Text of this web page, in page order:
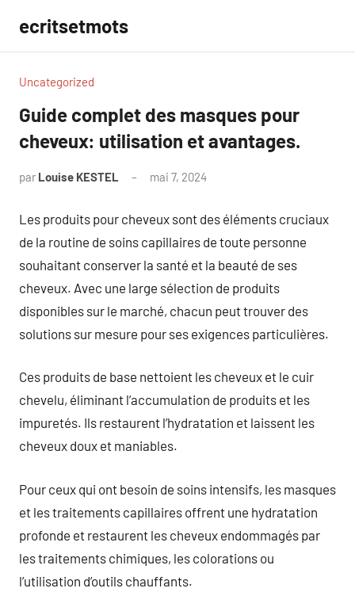
contenu
ecritsetmots
Uncategorized
Guide complet des masques pour
cheveux: utilisation et avantages.
par Louise KESTEL mai 7, 2024
Les produits pour cheveux sont des éléments cruciaux
de la routine de soins capillaires de toute personne
souhaitant conserver la santé et la beauté de ses
cheveux. Avec une large sélection de produits
disponibles sur le marché, chacun peut trouver des
solutions sur mesure pour ses exigences particulières.
Ces produits de base nettoient les cheveux et le cuir
chevelu, éliminant l’accumulation de produits et les
impuretés. Ils restaurent l’hydratation et laissent les
cheveux doux et maniables.
Pour ceux qui ont besoin de soins intensifs, les masques
et les traitements capillaires offrent une hydratation
profonde et restaurent les cheveux endommagés par
les traitements chimiques, les colorations ou
l’utilisation d’outils chauffants.